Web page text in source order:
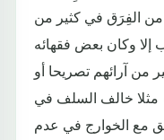
من الفِرَق في كثير من
إلا وكان بعض فقهائه
من آرائهم تصريحا أو
فالجوينيّ (ت 478هـ) مثلا خالف السلف في
مع الخوارج في عدم